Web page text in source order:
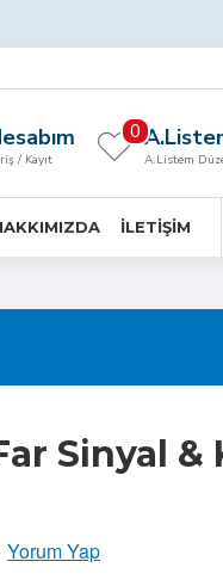
/ Kayıt A.Listem
0
İLETIŞIM
Sinyal &
Yorum Yap